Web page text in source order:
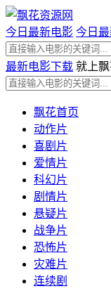
今日最新电影 今日最
最新电影下载 就上飘
飘花首页
动作片
喜剧片
爱情片
科幻片
剧情片
悬疑片
战争片
恐怖片
灾难片
连续剧